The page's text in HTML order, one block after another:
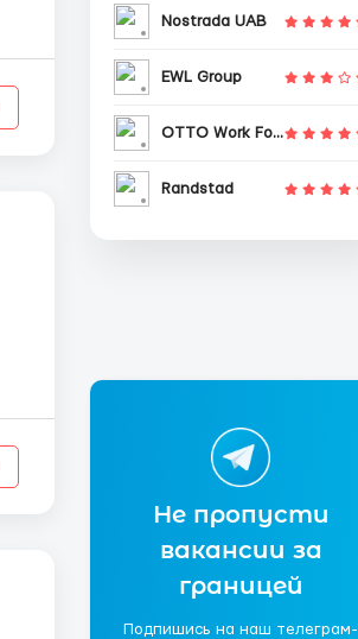
Nostrada UAB
EWL Group
OTTO Work Force
Randstad
Не пропусти
вакансии за
границей
Подпишись на наш телеграм-